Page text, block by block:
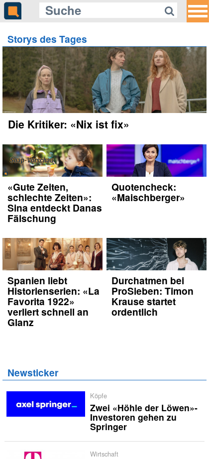
Gleich auf Quotenmeter:
Werbeerlöse bei ProSiebenSat.1
sinken weiter
Storys des Tages
Die Kritiker: «Nix ist fix»
«Gute Zeiten,
schlechte Zeiten»:
Sina entdeckt Danas
Fälschung
Quotencheck:
«Maischberger»
Spanien liebt
Historienserien: «La
Favorita 1922»
verliert schnell an
Glanz
Durchatmen bei
ProSieben: Timon
Krause startet
ordentlich
Newsticker
Köpfe
Zwei «Höhle der Löwen»-
Investoren gehen zu
Springer
Wirtschaft